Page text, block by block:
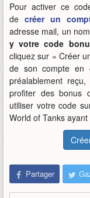
Pour activer ce
de créer un
adresse mail, un
y votre code
cliquez sur « Créer
de son compte en
préalablement
profiter des bonus
utiliser votre code
World of Tanks
Partager